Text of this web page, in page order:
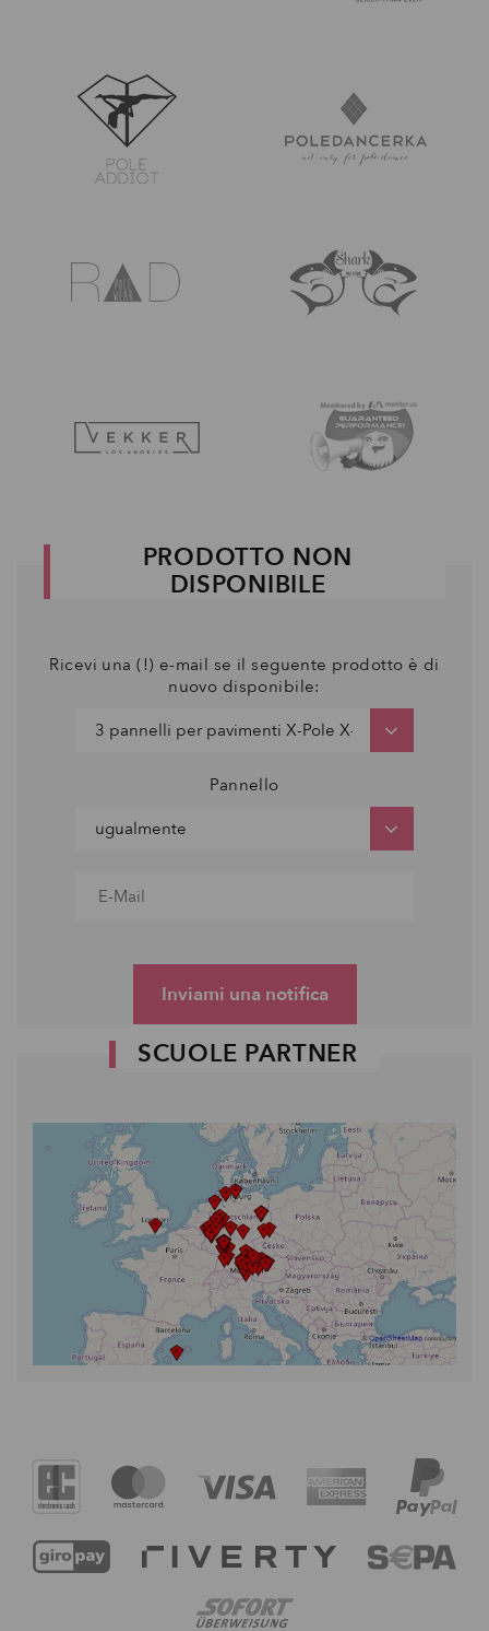
PRODOTTO NON
DISPONIBILE
Ricevi una (!) e-mail se il seguente prodotto è di
nuovo disponibile:
Pannello
Inviami una notifica
SCUOLE PARTNER